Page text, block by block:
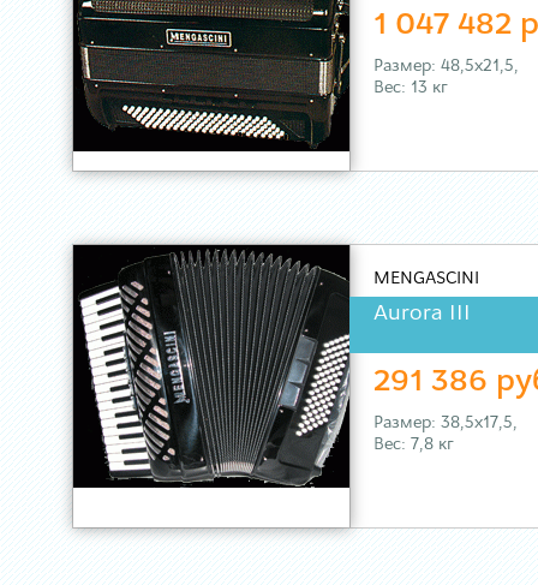
1 047 482
Размер: 48,5х21,5,
Вес: 13 кг
MENGASCINI
Aurora III
291 386
Размер: 38,5х17,5,
Вес: 7,8 кг